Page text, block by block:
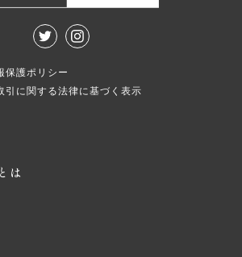
保護ポリシー
引に関する法律に基づく表示
は